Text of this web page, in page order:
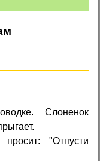
Слоненок
"Отпусти